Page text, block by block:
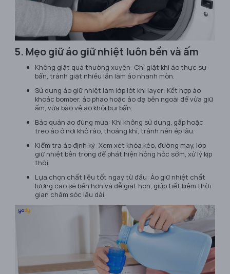
5. Mẹo giữ áo giữ nhiệt luôn bền và ấm
Không giặt quá thường xuyên: Chỉ giặt khi áo thực sự
bẩn, tránh giặt nhiều lần làm áo nhanh mòn.
Sử dụng áo giữ nhiệt làm lớp lót khi layer: Kết hợp áo
khoác bomber, áo phao hoặc áo dạ bên ngoài để vừa giữ
ấm, vừa bảo vệ áo khỏi bụi bẩn.
Bảo quản áo đúng mùa: Khi không sử dụng, gấp hoặc
treo áo ở nơi khô ráo, thoáng khí, tránh nén ép lâu.
Kiểm tra áo định kỳ: Xem xét khóa kéo, đường may, lớp
giữ nhiệt bên trong để phát hiện hỏng hóc sớm, xử lý kịp
thời.
Lựa chọn chất liệu tốt ngay từ đầu: Áo giữ nhiệt chất
lượng cao sẽ bền hơn và dễ giặt hơn, giúp tiết kiệm thời
gian chăm sóc lâu dài.